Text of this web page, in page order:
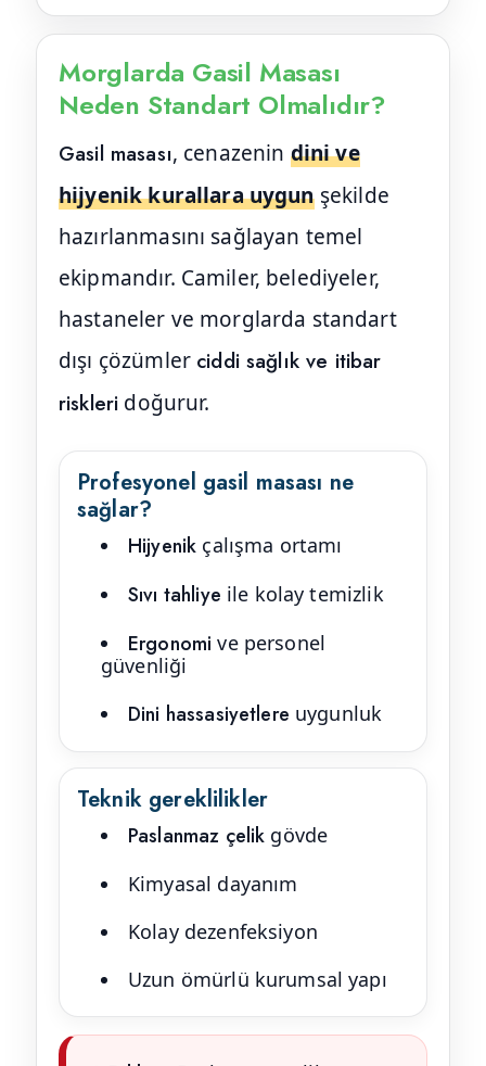
Morglarda Gasil Masası
Neden Standart Olmalıdır?
Gasil masası, cenazenin dini ve
hijyenik kurallara uygunşekilde
hazırlanmasını sağlayan temel
ekipmandır. Camiler, belediyeler,
hastaneler ve morglarda standart
dışı çözümler ciddi sağlık ve itibar
riskleri doğurur.
Profesyonel gasil masası ne
sağlar?
Hijyenik çalışma ortamı
Sıvı tahliye ile kolay temizlik
Ergonomi ve personel
güvenliği
Dini hassasiyetlere uygunluk
Teknik gereklilikler
Paslanmaz çelik gövde
Kimyasal dayanım
Kolay dezenfeksiyon
Uzun ömürlü kurumsal yapı